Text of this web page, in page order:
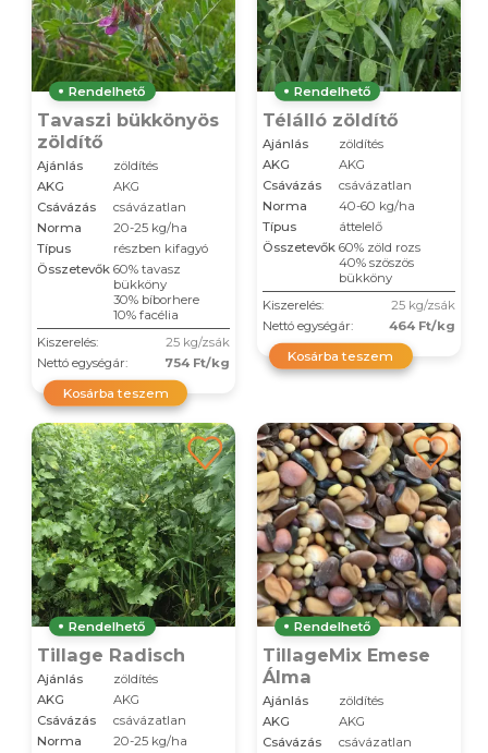
Rendelhető
Tavaszi bükkönyös
zöldítő
Ajánlás
zöldítés
AKG
AKG
Csávázás
csávázatlan
Norma
20-25 kg/ha
Típus
részben kifagyó
Összetevők 60% tavasz
bükköny
30% bíborhere
10% facélia
Kiszerelés:
25 kg/zsák
Nettó egységár:
754 Ft/kg
Kosárba teszem
Rendelhető
Télálló zöldítő
Ajánlás
zöldítés
AKG
AKG
Csávázás
csávázatlan
Norma
40-60 kg/ha
Típus
áttelelő
Összetevők 60% zöld rozs
40% szöszös
bükköny
Kiszerelés:
25 kg/zsák
Nettó egységár:
464 Ft/kg
Kosárba teszem
Rendelhető
Tillage Radisch
Ajánlás
zöldítés
AKG
AKG
Csávázás
csávázatlan
Norma
20-25 kg/ha
Rendelhető
TillageMix Emese
Álma
Ajánlás
zöldítés
AKG
AKG
Csávázás
csávázatlan